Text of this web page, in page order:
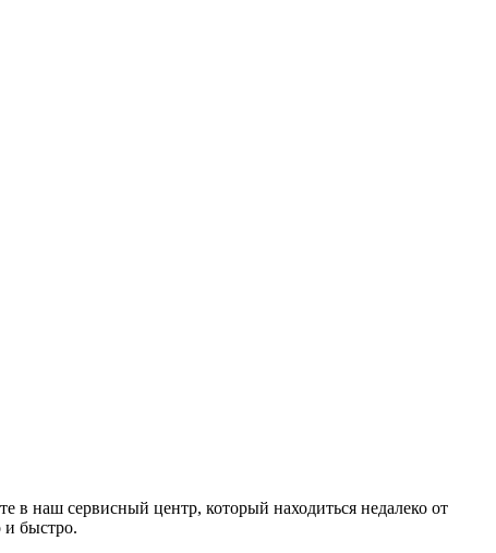
в наш сервисный центр, который находиться недалеко от
и быстро.